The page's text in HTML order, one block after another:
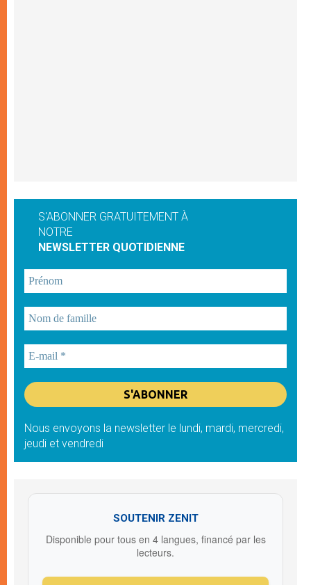
S'ABONNER GRATUITEMENT À
NOTRE
NEWSLETTER QUOTIDIENNE
Nous envoyons la newsletter le lundi, mardi, mercredi,
jeudi et vendredi
SOUTENIR ZENIT
Disponible pour tous en 4 langues, financé par les
lecteurs.